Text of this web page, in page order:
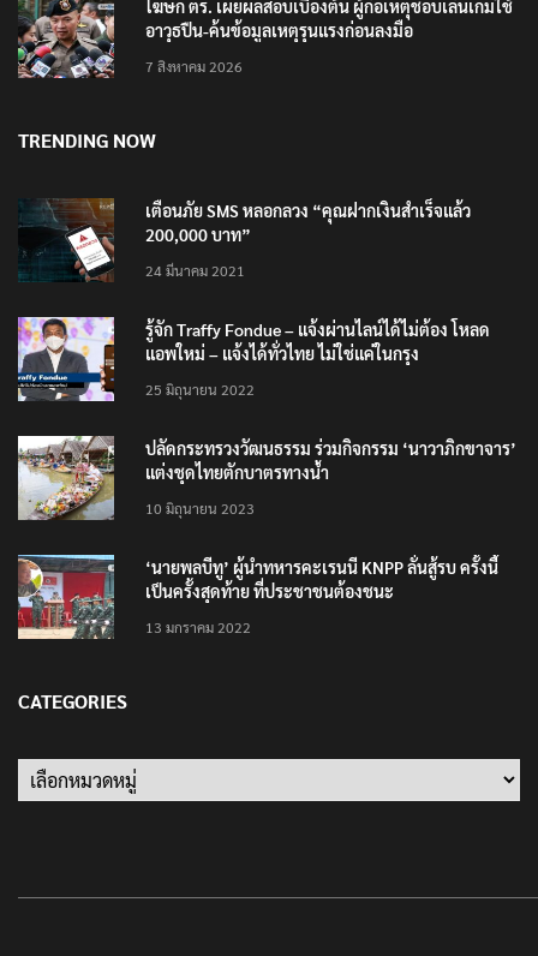
โฆษก ตร. เผยผลสอบเบื้องต้น ผู้ก่อเหตุชอบเล่นเกมใช้
อาวุธปืน-ค้นข้อมูลเหตุรุนแรงก่อนลงมือ
7 สิงหาคม 2026
TRENDING NOW
เตือนภัย SMS หลอกลวง “คุณฝากเงินสำเร็จแล้ว
200,000 บาท”
24 มีนาคม 2021
รู้จัก Traffy Fondue – แจ้งผ่านไลน์ได้ไม่ต้อง โหลด
แอพใหม่ – แจ้งได้ทั่วไทย ไม่ใช่แค่ในกรุง
25 มิถุนายน 2022
ปลัดกระทรวงวัฒนธรรม ร่วมกิจกรรม ‘นาวาภิกขาจาร’
แต่งชุดไทยตักบาตรทางน้ำ
10 มิถุนายน 2023
‘นายพลบีทู’ ผู้นำทหารคะเรนนี KNPP ลั่นสู้รบ ครั้งนี้
เป็นครั้งสุดท้าย ที่ประชาชนต้องชนะ
13 มกราคม 2022
CATEGORIES
Categories